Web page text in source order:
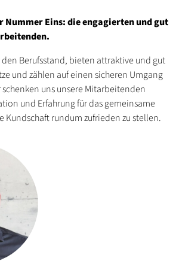
Nummer Eins: die engagierten und gut
den Berufsstand, bieten attraktive und gut
und zählen auf einen sicheren Umgang
uns unsere Mitarbeitenden
und Erfahrung für das gemeinsame
Kundschaft rundum zufrieden zu stellen.